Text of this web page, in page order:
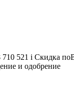
710 521 i Скидка
и одобрение